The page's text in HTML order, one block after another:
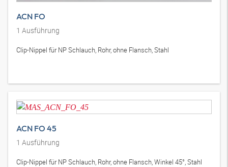
ACN FO
1 Ausführung
Clip-Nippel für NP Schlauch, Rohr, ohne Flansch, Stahl
ACN FO 45
1 Ausführung
Clip-Nippel für NP Schlauch, Rohr, ohne Flansch, Winkel 45°, Stahl